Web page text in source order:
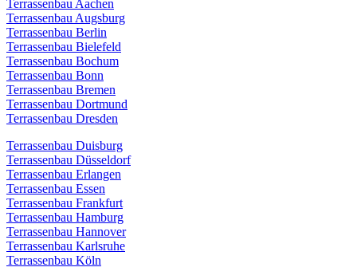
Terrassenbau Aachen
Terrassenbau Augsburg
Terrassenbau Berlin
Terrassenbau Bielefeld
Terrassenbau Bochum
Terrassenbau Bonn
Terrassenbau Bremen
Terrassenbau Dortmund
Terrassenbau Dresden
Terrassenbau Duisburg
Terrassenbau Düsseldorf
Terrassenbau Erlangen
Terrassenbau Essen
Terrassenbau Frankfurt
Terrassenbau Hamburg
Terrassenbau Hannover
Terrassenbau Karlsruhe
Terrassenbau Köln